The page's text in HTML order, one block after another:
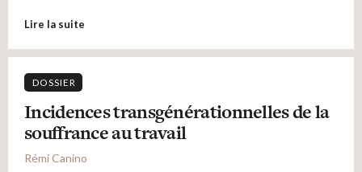
Lire la suite
DOSSIER
Incidences transgénérationnelles de la
souffrance au travail
Rémi Canino